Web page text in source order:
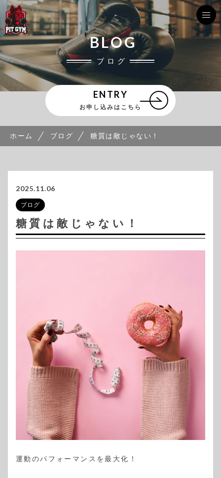
BLOG
ブログ
ENTRY
お申し込みはこちら
ホーム ブログ 糖質は敵じゃない！
2025.11.06
ブログ
糖質は敵じゃない！
運動のパフォーマンスを最大化！